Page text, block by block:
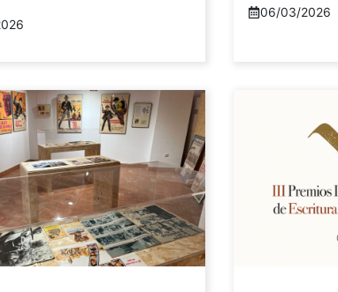
06/03/2026